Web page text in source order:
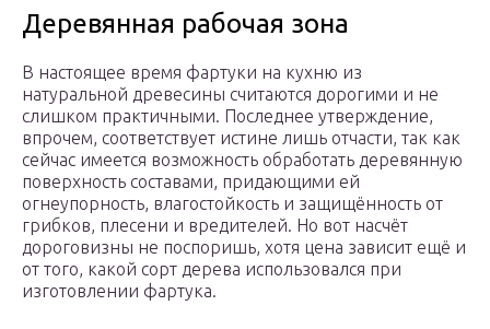
Деревянная рабочая зона
В настоящее время фартуки на кухню из
натуральной древесины считаются дорогими и не
слишком практичными. Последнее утверждение,
впрочем, соответствует истине лишь отчасти, так как
сейчас имеется возможность обработать деревянную
поверхность составами, придающими ей
огнеупорность, влагостойкость и защищённость от
грибков, плесени и вредителей. Но вот насчёт
дороговизны не поспоришь, хотя цена зависит ещё и
от того, какой сорт дерева использовался при
изготовлении фартука.